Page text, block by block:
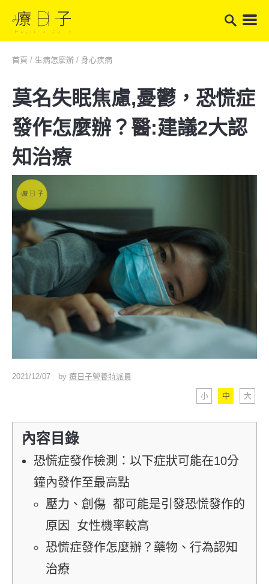
首頁 / 生病怎麼辦 / 身心疾病
莫名失眠焦慮,憂鬱，恐慌症
發作怎麼辦？醫:建議2大認
知治療
2021/12/07 by 療日子營養特派員
小 中 大
內容目錄
恐慌症發作檢測：以下症狀可能在10分
鐘內發作至最高點
壓力、創傷 都可能是引發恐慌發作的
原因 女性機率較高
恐慌症發作怎麼辦？藥物、行為認知
治療